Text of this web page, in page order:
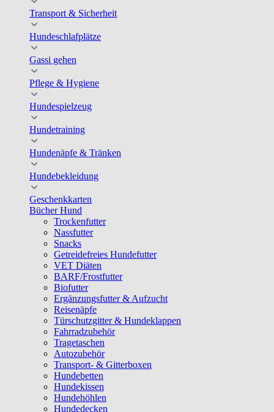
Transport & Sicherheit
Hundeschlafplätze
Gassi gehen
Pflege & Hygiene
Hundespielzeug
Hundetraining
Hundenäpfe & Tränken
Hundebekleidung
Geschenkkarten
Bücher Hund
Trockenfutter
Nassfutter
Snacks
Getreidefreies Hundefutter
VET Diäten
BARF/Frostfutter
Biofutter
Ergänzungsfutter & Aufzucht
Reisenäpfe
Türschutzgitter & Hundeklappen
Fahrradzubehör
Tragetaschen
Autozubehör
Transport- & Gitterboxen
Hundebetten
Hundekissen
Hundehöhlen
Hundedecken